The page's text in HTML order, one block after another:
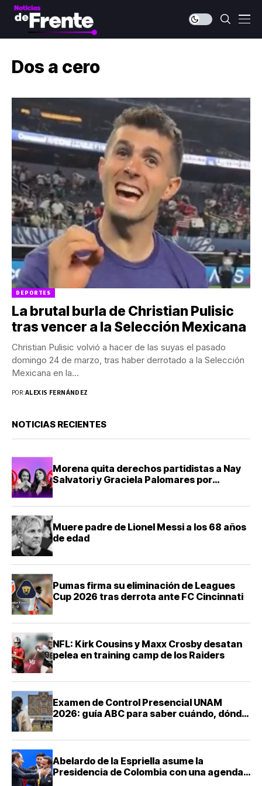
Dos a cero
DEPORTES
La brutal burla de Christian Pulisic
tras vencer a la Selección Mexicana
Christian Pulisic volvió a hacer de las suyas el pasado
domingo 24 de marzo, tras haber derrotado a la Selección
Mexicana en la...
POR:ALEXIS FERNÁNDEZ
NOTICIAS RECIENTES
Morena quita derechos partidistas a Nay
Salvatori y Graciela Palomares por
Muere padre de Lionel Messi a los 68 años
de edad
Pumas firma su eliminación de Leagues
Cup 2026 tras derrota ante FC Cincinnati
NFL: Kirk Cousins y Maxx Crosby desatan
pelea en training camp de los Raiders
Examen de Control Presencial UNAM
2026: guía ABC para saber cuándo, dónde
Abelardo de la Espriella asume la
Presidencia de Colombia con una agenda